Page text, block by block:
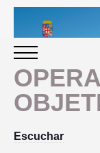
INICIO
Escuchar